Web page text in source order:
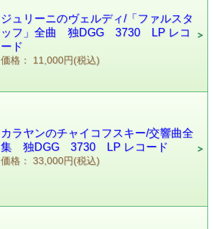
ジュリーニのヴェルディ/「ファルスタ
ッフ」全曲 独DGG 3730 LP レコ
ード
価格： 11,000円(税込)
カラヤンのチャイコフスキー/交響曲全
集 独DGG 3730 LP レコード
価格： 33,000円(税込)